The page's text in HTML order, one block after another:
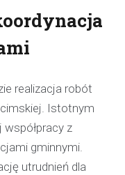
realizacja robót
Istotnym
współpracy z
gminnymi.
utrudnień dla